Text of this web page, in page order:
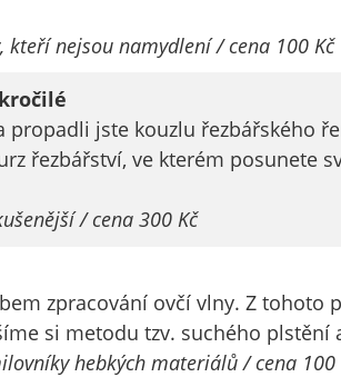
nejsou namydlení / cena 100 Kč
propadli jste kouzlu řezbářského
řezbářství, ve kterém posunete
/ cena 300 Kč
zpracování ovčí vlny. Z
si metodu tzv. suchého
hebkých materiálů / cena 100